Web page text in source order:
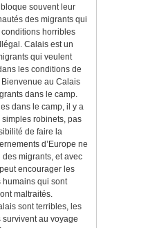
souvent leur
des migrants qui
horribles
Calais est un
qui veulent
les conditions de
au Calais
dans le camp.
dans le camp, il y a
robinets, pas
de faire la
d’Europe ne
migrants, et avec
encourager les
humains qui sont
maltraités.
sont terribles, les
au voyage